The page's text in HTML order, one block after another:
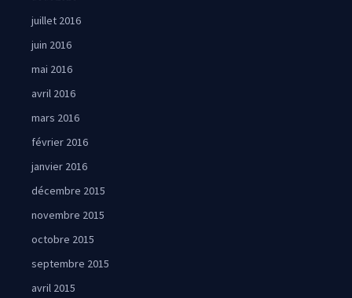
juillet 2016
juin 2016
mai 2016
avril 2016
mars 2016
février 2016
janvier 2016
décembre 2015
novembre 2015
octobre 2015
septembre 2015
avril 2015